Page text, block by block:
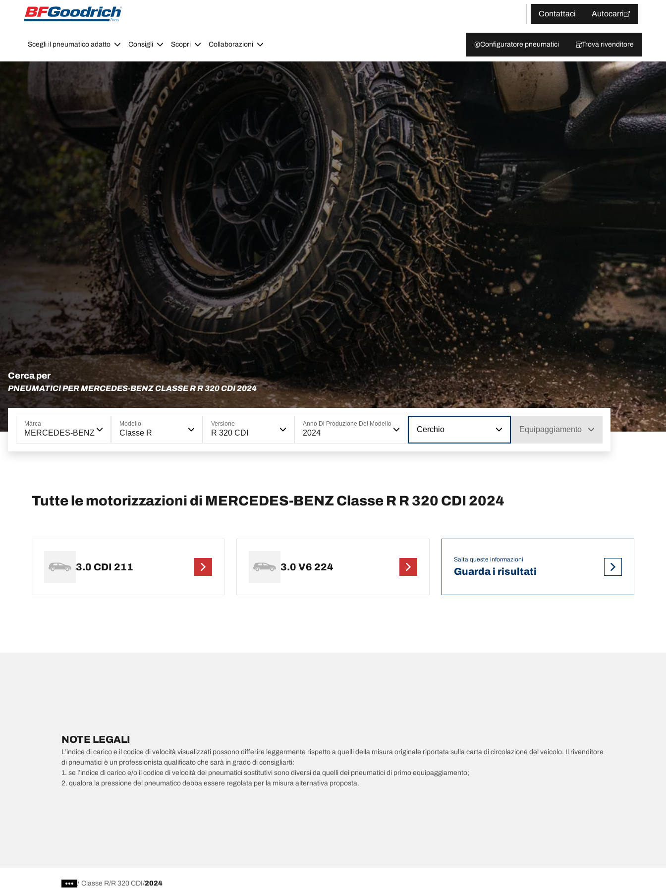
Go to page content
Go to page navigation
Contattaci
Autocarri
Scegli il pneumatico adatto Consigli Scopri Collaborazioni Configuratore pneumatici Trova rivenditore
Cerca per
PNEUMATICI PER MERCEDES-BENZ CLASSE R R 320 CDI 2024
Marca
MERCEDES-BENZ
Modello
Classe R
Versione
R 320 CDI
Anno Di Produzione Del Modello
2024 Cerchio Equipaggiamento
Tutte le motorizzazioni di MERCEDES-BENZ Classe R R 320 CDI 2024
3.0 CDI 211 3.0 V6 224
Salta queste informazioni
Guarda i risultati
NOTE LEGALI
L’indice di carico e il codice di velocità visualizzati possono differire leggermente rispetto a quelli della misura originale riportata sulla carta di circolazione del veicolo. Il rivenditore
di pneumatici è un professionista qualificato che sarà in grado di consigliarti:
1. se l’indice di carico e/o il codice di velocità dei pneumatici sostitutivi sono diversi da quelli dei pneumatici di primo equipaggiamento;
2. qualora la pressione del pneumatico debba essere regolata per la misura alternativa proposta.
/ Classe R R 320 CDI 2024